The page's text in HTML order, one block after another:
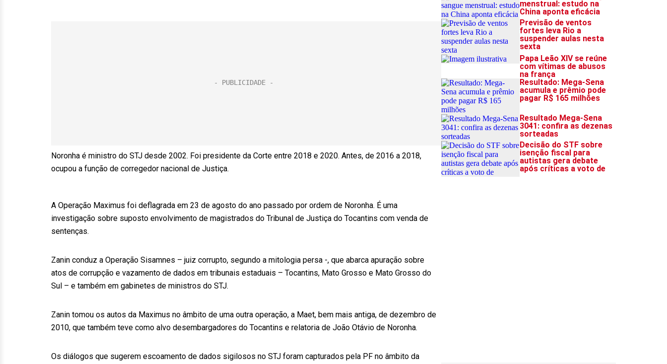
Noronha é ministro do STJ desde 2002. Foi presidente da Corte entre 2018 e 2020. Antes, de 2016 a 2018,
ocupou a função de corregedor nacional de Justiça.
A Operação Maximus foi deflagrada em 23 de agosto do ano passado por ordem de Noronha. É uma
investigação sobre suposto envolvimento de magistrados do Tribunal de Justiça do Tocantins com venda de
sentenças.
Zanin conduz a Operação Sisamnes – juiz corrupto, segundo a mitologia persa -, que abarca apuração sobre
atos de corrupção e vazamento de dados em tribunais estaduais – Tocantins, Mato Grosso e Mato Grosso do
Sul – e também em gabinetes de ministros do STJ.
Zanin tomou os autos da Maximus no âmbito de uma outra operação, a Maet, bem mais antiga, de dezembro de
2010, que também teve como alvo desembargadores do Tocantins e relatoria de João Otávio de Noronha.
Os diálogos que sugerem escoamento de dados sigilosos no STJ foram capturados pela PF no âmbito da